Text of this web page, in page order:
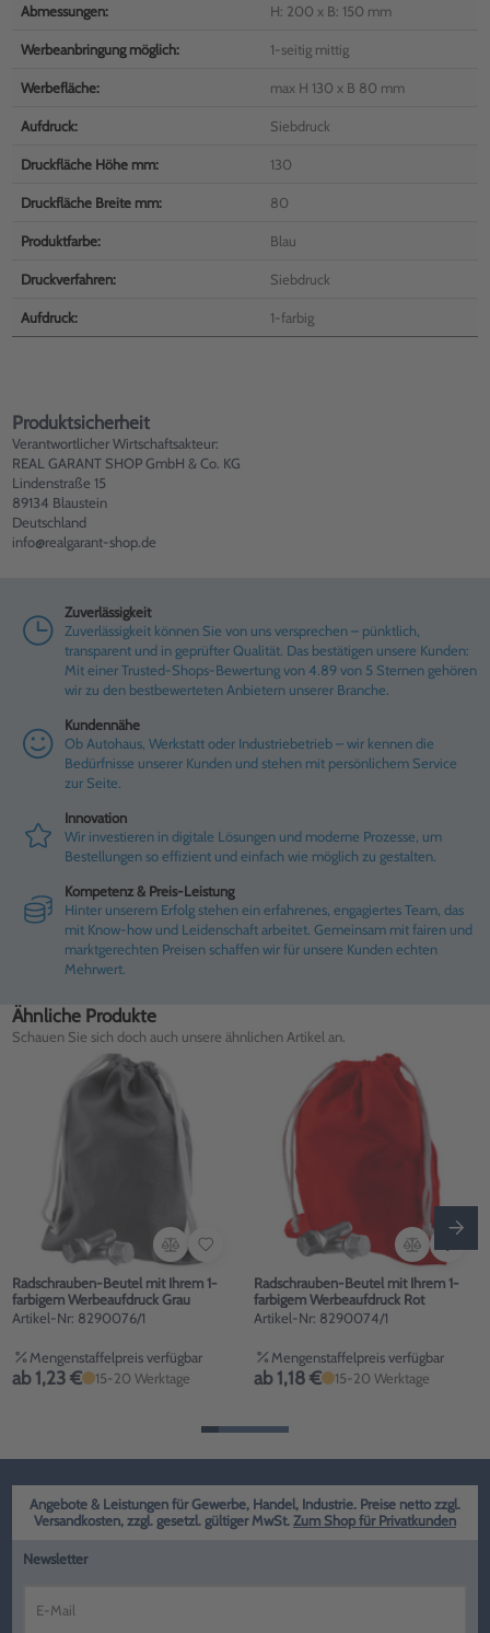
Abmessungen: H: 200 x B: 150 mm
Werbeanbringung möglich: 1-seitig mittig
Werbefläche: max H 130 x B 80 mm
Aufdruck: Siebdruck
Druckfläche Höhe mm: 130
Druckfläche Breite mm: 80
Produktfarbe: Blau
Druckverfahren: Siebdruck
Aufdruck: 1-farbig
Produktsicherheit
Verantwortlicher Wirtschaftsakteur:
REAL GARANT SHOP GmbH & Co. KG
Lindenstraße 15
89134 Blaustein
Deutschland
info@realgarant-shop.de
Zuverlässigkeit
Zuverlässigkeit können Sie von uns versprechen – pünktlich,
transparent und in geprüfter Qualität. Das bestätigen unsere Kunden:
Mit einer Trusted-Shops-Bewertung von 4.89 von 5 Sternen gehören
wir zu den bestbewerteten Anbietern unserer Branche.
Kundennähe
Ob Autohaus, Werkstatt oder Industriebetrieb – wir kennen die
Bedürfnisse unserer Kunden und stehen mit persönlichem Service
zur Seite.
Innovation
Wir investieren in digitale Lösungen und moderne Prozesse, um
Bestellungen so effizient und einfach wie möglich zu gestalten.
Kompetenz & Preis-Leistung
Hinter unserem Erfolg stehen ein erfahrenes, engagiertes Team, das
mit Know-how und Leidenschaft arbeitet. Gemeinsam mit fairen und
marktgerechten Preisen schaffen wir für unsere Kunden echten
Mehrwert.
Ähnliche Produkte
Schauen Sie sich doch auch unsere ähnlichen Artikel an.
Radschrauben-Beutel mit Ihrem 1-
farbigem Werbeaufdruck Grau
Artikel-Nr: 8290076/1
Mengenstaffelpreis verfügbar
ab 1,23 € 15-20 Werktage
Radschrauben-Beutel mit Ihrem 1-
farbigem Werbeaufdruck Rot
Artikel-Nr: 8290074/1
Mengenstaffelpreis verfügbar
ab 1,18 € 15-20 Werktage
Angebote & Leistungen für Gewerbe, Handel, Industrie. Preise netto zzgl.
Versandkosten, zzgl. gesetzl. gültiger MwSt. Zum Shop für Privatkunden
Newsletter